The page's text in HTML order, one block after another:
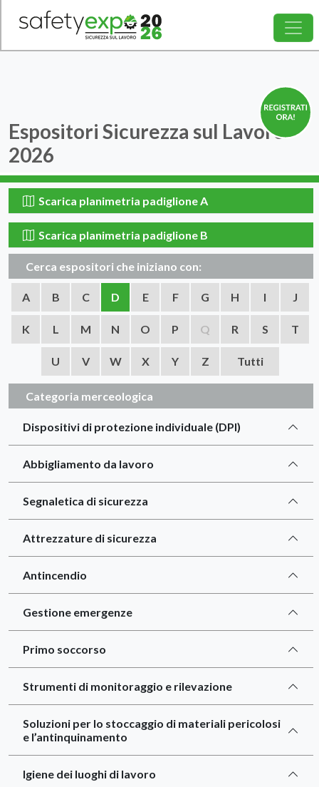
Espositori Sicurezza sul Lavoro
2026
Scarica planimetria padiglione A
Scarica planimetria padiglione B
Cerca espositori che iniziano con:
A B C D E F G H I J
K L M N O P Q R S T
U V W X Y Z Tutti
Categoria merceologica
Dispositivi di protezione individuale (DPI)
Abbigliamento da lavoro
Segnaletica di sicurezza
Attrezzature di sicurezza
Antincendio
Gestione emergenze
Primo soccorso
Strumenti di monitoraggio e rilevazione
Soluzioni per lo stoccaggio di materiali pericolosi
e l’antinquinamento
Igiene dei luoghi di lavoro